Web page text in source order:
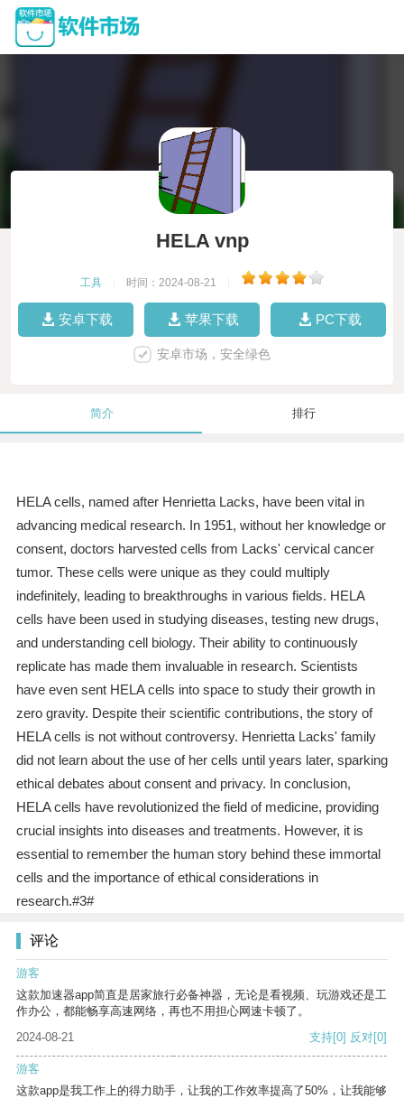
HELA vnp
工具 时间：2024-08-21
安卓下载 苹果下载 PC下载
安卓市场，安全绿色
简介 排行
HELA cells, named after Henrietta Lacks, have been vital in
advancing medical research. In 1951, without her knowledge or
consent, doctors harvested cells from Lacks' cervical cancer
tumor. These cells were unique as they could multiply
indefinitely, leading to breakthroughs in various fields. HELA
cells have been used in studying diseases, testing new drugs,
and understanding cell biology. Their ability to continuously
replicate has made them invaluable in research. Scientists
have even sent HELA cells into space to study their growth in
zero gravity. Despite their scientific contributions, the story of
HELA cells is not without controversy. Henrietta Lacks' family
did not learn about the use of her cells until years later, sparking
ethical debates about consent and privacy. In conclusion,
HELA cells have revolutionized the field of medicine, providing
crucial insights into diseases and treatments. However, it is
essential to remember the human story behind these immortal
cells and the importance of ethical considerations in
research.#3#
评论
游客
这款加速器app简直是居家旅行必备神器，无论是看视频、玩游戏还是工
作办公，都能畅享高速网络，再也不用担心网速卡顿了。
2024-08-21
支持[0] 反对[0]
游客
这款app是我工作上的得力助手，让我的工作效率提高了50%，让我能够